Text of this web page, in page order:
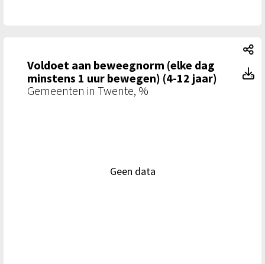
Voldoet aan beweegnorm (elke dag
minstens 1 uur bewegen) (4-12 jaar)
Gemeenten in Twente, %
Geen data